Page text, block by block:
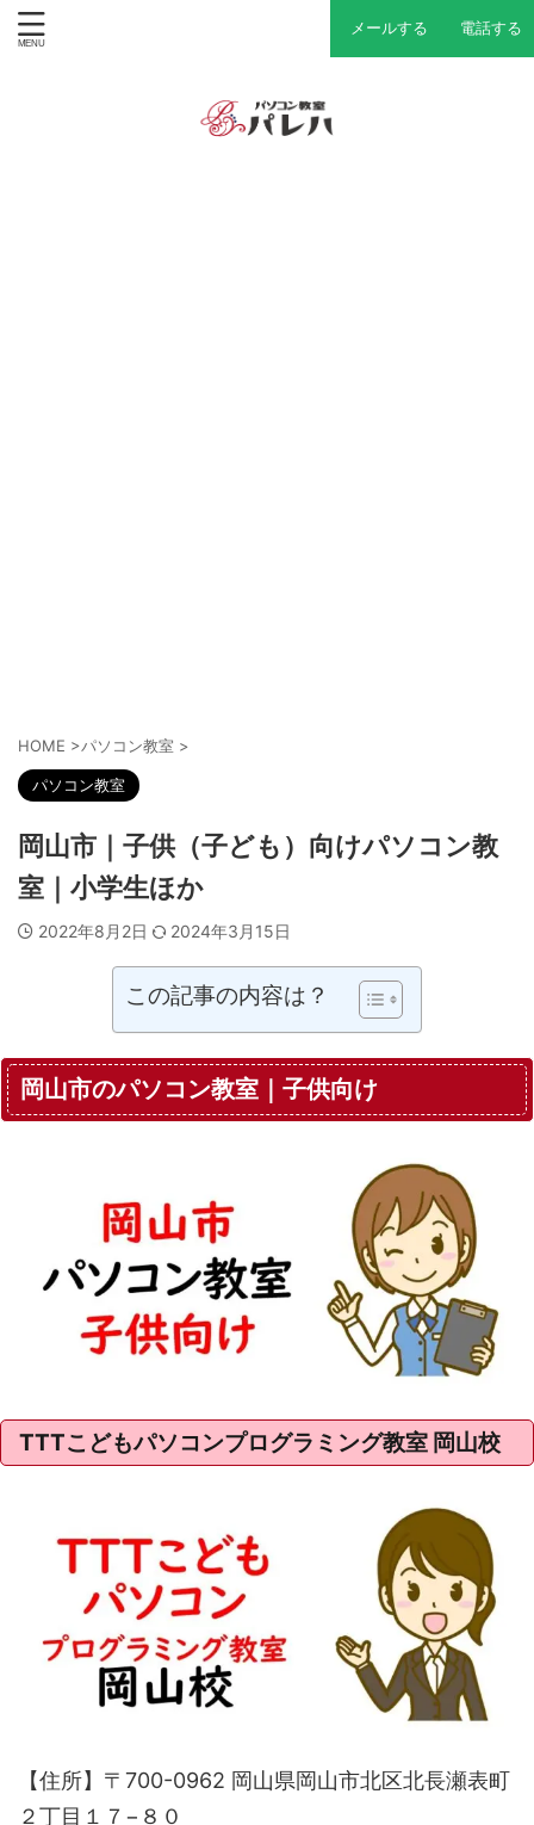
メールする 電話する
HOME >パソコン教室 >
パソコン教室
岡山市｜子供（子ども）向けパソコン教
室｜小学生ほか
2022年8月2日 2024年3月15日
この記事の内容は？
岡山市のパソコン教室｜子供向け
TTTこどもパソコンプログラミング教室 岡山校
【住所】〒700-0962 岡山県岡山市北区北長瀬表町
２丁目１７−８０